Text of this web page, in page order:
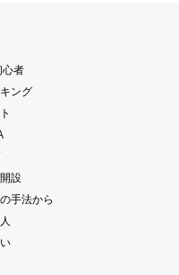
心者
ング
設
手法から